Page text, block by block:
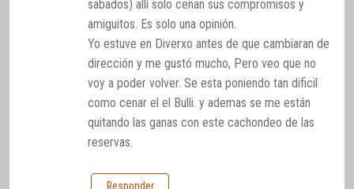
sabados) allí solo cenan sus compromisos y
amiguitos. Es solo una opinión.
Yo estuve en Diverxo antes de que cambiaran de
dirección y me gustó mucho, Pero veo que no
voy a poder volver. Se esta poniendo tan dificil
como cenar el el Bulli. y ademas se me están
quitando las ganas con este cachondeo de las
reservas.
Responder